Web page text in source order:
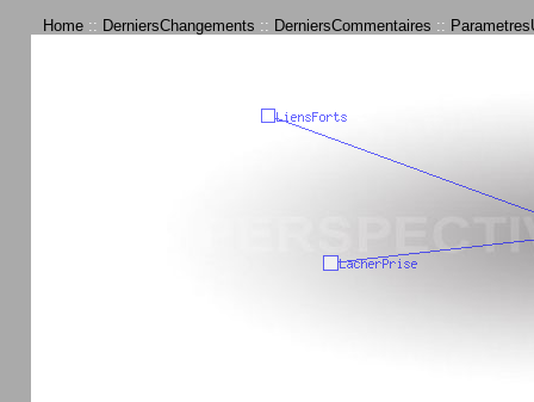
Home :: DerniersChangements :: DerniersCommentaires ::